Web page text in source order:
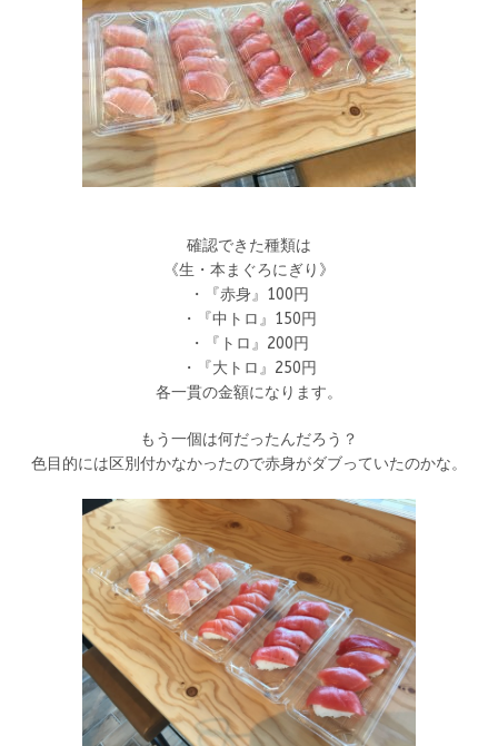
確認できた種類は
《生・本まぐろにぎり》
・『赤身』100円
・『中トロ』150円
・『トロ』200円
・『大トロ』250円
各一貫の金額になります。
もう一個は何だったんだろう？
色目的には区別付かなかったので赤身がダブっていたのかな。